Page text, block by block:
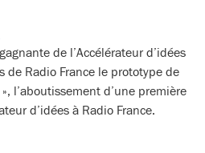
de l’Accélérateur d’idées
de Radio France le prototype de
l’aboutissement d’une première
d’idées à Radio France.